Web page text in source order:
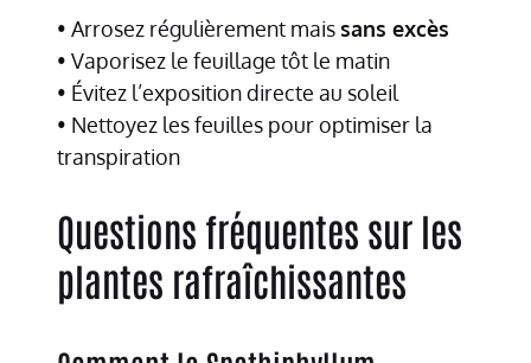
• Arrosez régulièrement mais sans excès
• Vaporisez le feuillage tôt le matin
• Évitez l’exposition directe au soleil
• Nettoyez les feuilles pour optimiser la
transpiration
Questions fréquentes sur les
plantes rafraîchissantes